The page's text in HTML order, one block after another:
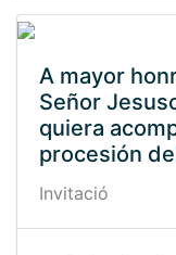
A mayor
Señor
quiera
procesión
Invitació